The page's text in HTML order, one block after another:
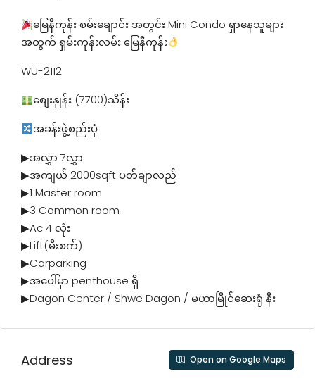
မြေနီကုန်း စမ်းချောင်း အတွင်း Mini Condo ရှာနေသူများ
အတွက် ရှမ်းကုန်းလမ်း မြေနီကုန်း
WU-2112
စျေးနှုန်း (7700)သိန်း
အခန်းဖွဲ့စည်းပုံ
▶အလွှာ 7လွှာ
▶အကျယ် 2000sqft ပတ်ချာလည်
▶1 Master room
▶3 Common room
▶Ac 4 လုံး
▶Lift(မီးစက်)
▶Carparking
▶အပေါ်မှာ penthouse ရှိ
▶Dagon Center / Shwe Dagon / မဟာမြိုင်ဆေးရုံ နီး
Address Open on Google Maps